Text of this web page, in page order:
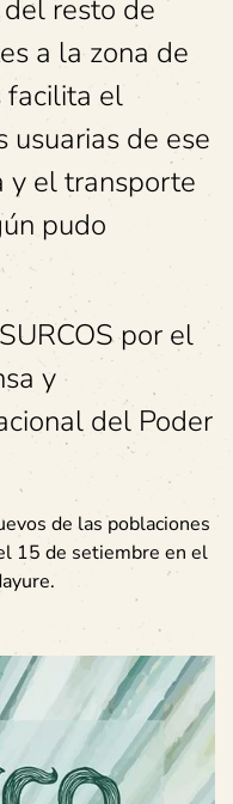
resto de
a la zona de
facilita el
usuarias de ese
y el transporte
pudo
por el
y
del Poder
de las poblaciones
15 de setiembre en el